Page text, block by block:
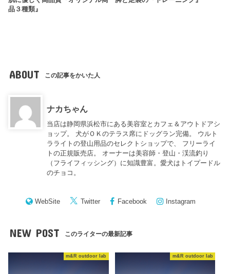
品３種類』
ABOUT この記事をかいた人
ナカちゃん
当店は静岡県浜松市にある美容室とカフェ＆アウトドアシ
ョップ。 犬がＯＫのテラス席にドッグラン完備。 ウルト
ラライトの登山用品のセレクトショップで、 フリーライ
トの正規販売店。 オーナーは美容師・登山・渓流釣り
（フライフィッシング）に知識豊富。愛犬はトイプードル
のチョコ。
WebSite Twitter Facebook Instagram
NEW POST このライターの最新記事
m&R outdoor lab m&R outdoor lab